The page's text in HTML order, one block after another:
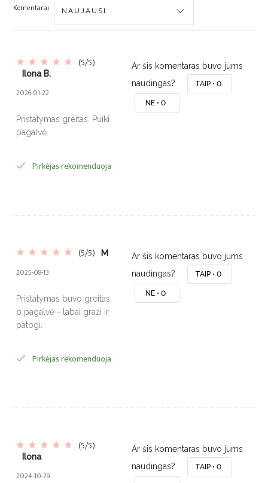
Komentarai
(5/5)
Ilona B.
2026-01-22
Pristatymas greitas. Puiki
pagalvė.
Pirkėjas rekomenduoja
Ar šis komentaras buvo jums
naudingas?
TAIP • 0
NE • 0
(5/5) M
2025-08-13
Pristatymas buvo greitas,
o pagalvė - labai graži ir
patogi.
Pirkėjas rekomenduoja
Ar šis komentaras buvo jums
naudingas?
TAIP • 0
NE • 0
(5/5)
Ilona
2024-10-29
Ar šis komentaras buvo jums
naudingas?
TAIP • 0